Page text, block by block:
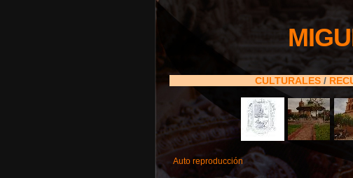
CULTURALES /
Auto reproducción